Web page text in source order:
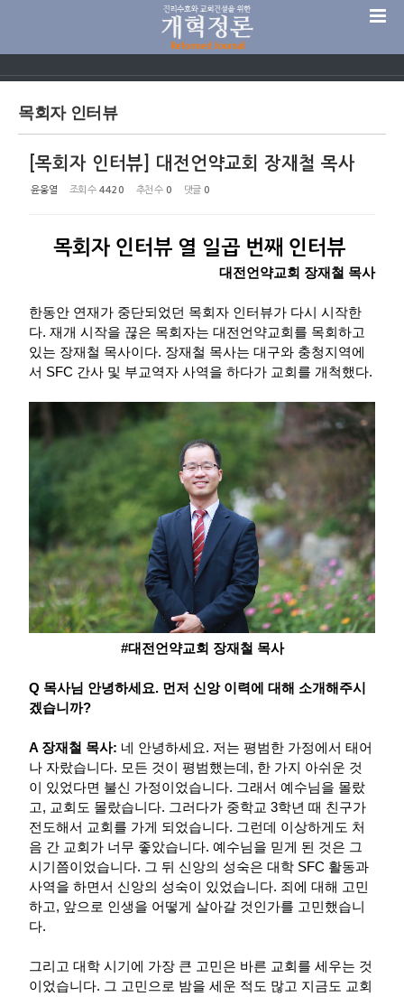
목회자 인터뷰
[목회자 인터뷰] 대전언약교회 장재철 목사
윤웅열 조회 수 4420 추천 수 0 댓글 0
목회자 인터뷰 열 일곱 번째 인터뷰
대전언약교회 장재철 목사
한동안 연재가 중단되었던 목회자 인터뷰가 다시 시작한
다. 재개 시작을 끊은 목회자는 대전언약교회를 목회하고
있는 장재철 목사이다. 장재철 목사는 대구와 충청지역에
서 SFC 간사 및 부교역자 사역을 하다가 교회를 개척했다.
#대전언약교회 장재철 목사
Q 목사님 안녕하세요. 먼저 신앙 이력에 대해 소개해주시
겠습니까?
A 장재철 목사: 네 안녕하세요. 저는 평범한 가정에서 태어
나 자랐습니다. 모든 것이 평범했는데, 한 가지 아쉬운 것
이 있었다면 불신 가정이었습니다. 그래서 예수님을 몰랐
고, 교회도 몰랐습니다. 그러다가 중학교 3학년 때 친구가
전도해서 교회를 가게 되었습니다. 그런데 이상하게도 처
음 간 교회가 너무 좋았습니다. 예수님을 믿게 된 것은 그
시기쯤이었습니다. 그 뒤 신앙의 성숙은 대학 SFC 활동과
사역을 하면서 신앙의 성숙이 있었습니다. 죄에 대해 고민
하고, 앞으로 인생을 어떻게 살아갈 것인가를 고민했습니
다.
그리고 대학 시기에 가장 큰 고민은 바른 교회를 세우는 것
이었습니다. 그 고민으로 밤을 세운 적도 많고 지금도 교회
Sketchbook5, 스케치북5
Sketchbook5, 스케치북5